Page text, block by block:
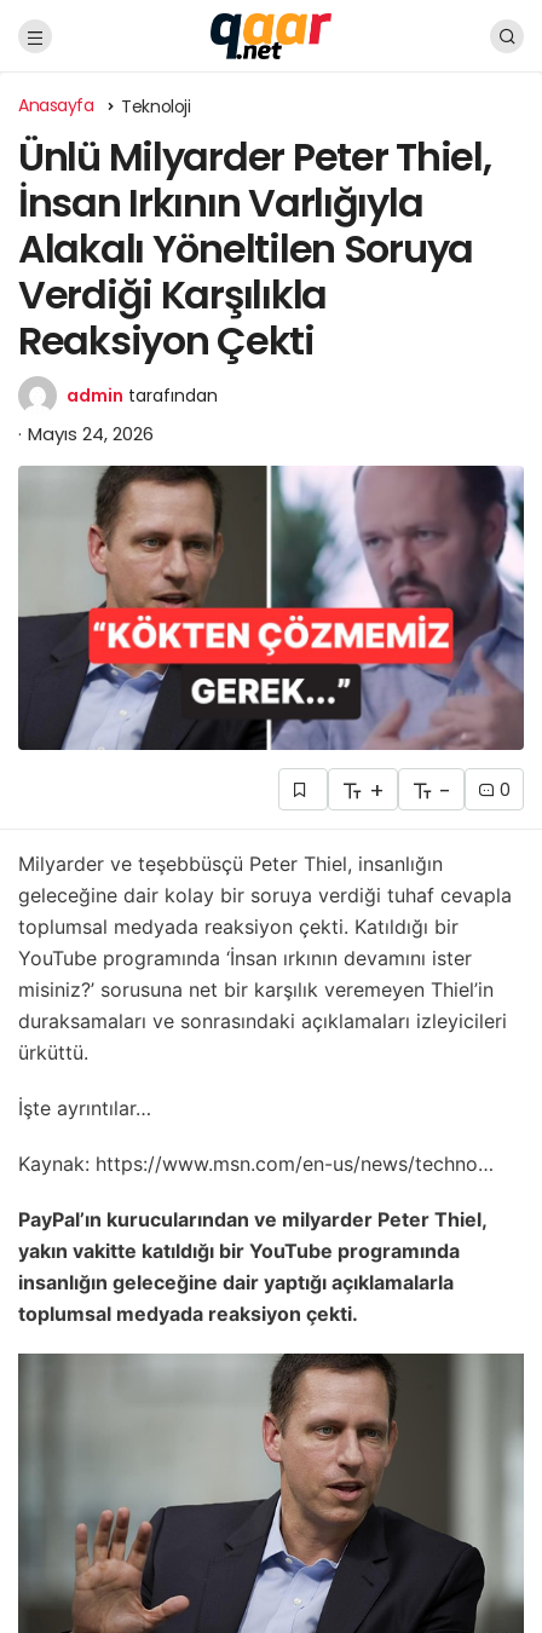
Anasayfa Teknoloji
Ünlü Milyarder Peter Thiel,
İnsan Irkının Varlığıyla
Alakalı Yöneltilen Soruya
Verdiği Karşılıkla
Reaksiyon Çekti
admin tarafından
Mayıs 24, 2026
+ - 0
Milyarder ve teşebbüsçü Peter Thiel, insanlığın
geleceğine dair kolay bir soruya verdiği tuhaf cevapla
toplumsal medyada reaksiyon çekti. Katıldığı bir
YouTube programında ‘İnsan ırkının devamını ister
misiniz?’ sorusuna net bir karşılık veremeyen Thiel’in
duraksamaları ve sonrasındaki açıklamaları izleyicileri
ürküttü.
İşte ayrıntılar…
Kaynak: https://www.msn.com/en-us/news/techno…
PayPal’ın kurucularından ve milyarder Peter Thiel,
yakın vakitte katıldığı bir YouTube programında
insanlığın geleceğine dair yaptığı açıklamalarla
toplumsal medyada reaksiyon çekti.